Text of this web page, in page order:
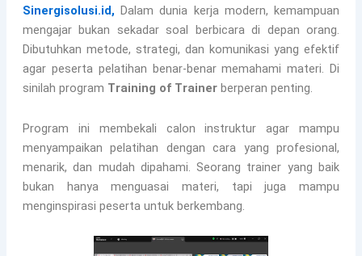
Sinergisolusi.id,Dalam dunia kerja modern, kemampuan
mengajar bukan sekadar soal berbicara di depan orang.
Dibutuhkan metode, strategi, dan komunikasi yang efektif
agar peserta pelatihan benar-benar memahami materi. Di
sinilah program Training of Trainerberperan penting.
Program ini membekali calon instruktur agar mampu
menyampaikan pelatihan dengan cara yang profesional,
menarik, dan mudah dipahami. Seorang trainer yang baik
bukan hanya menguasai materi, tapi juga mampu
menginspirasi peserta untuk berkembang.